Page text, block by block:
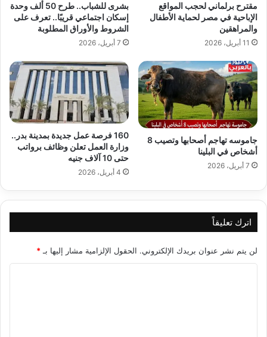
مقترح برلماني لحجب المواقع
الإباحية في مصر لحماية الأطفال
والمراهقين
11 أبريل، 2026
بشرى للشباب.. طرح 50 ألف وحدة
إسكان اجتماعي قريبًا.. تعرف على
الشروط والأوراق المطلوبة
7 أبريل، 2026
جاموسه تهاجم أصحابها وتصيب 8
أشخاص في البلينا
7 أبريل، 2026
160 فرصة عمل جديدة بمدينة بدر..
وزارة العمل تعلن وظائف برواتب
حتى 10 آلاف جنيه
4 أبريل، 2026
اترك تعليقاً
لن يتم نشر عنوان بريدك الإلكتروني. الحقول الإلزامية مشار إليها بـ*